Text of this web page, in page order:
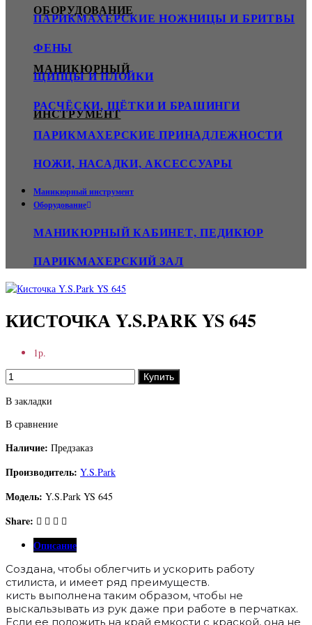
ОБОРУДОВАНИЕ
МАНИКЮРНЫЙ
ИНСТРУМЕНТ
ПАРИКМАХЕРСКИЕ НОЖНИЦЫ И БРИТВЫ
ФЕНЫ
ЩИПЦЫ И ПЛОЙКИ
РАСЧЁСКИ, ЩЁТКИ И БРАШИНГИ
ПАРИКМАХЕРСКИЕ ПРИНАДЛЕЖНОСТИ
НОЖИ, НАСАДКИ, АКСЕССУАРЫ
Маникюрный инструмент
Оборудование
МАНИКЮРНЫЙ КАБИНЕТ, ПЕДИКЮР
ПАРИКМАХЕРСКИЙ ЗАЛ
КИСТОЧКА Y.S.PARK YS 645
1р.
Купить
В закладки
В сравнение
Наличие: Предзаказ
Производитель: Y.S.Park
Модель: Y.S.Park YS 645
Share:
Описание
Создана, чтобы облегчить и ускорить работу
стилиста, и имеет ряд преимуществ.
кисть выполнена таким образом, чтобы не
выскальзывать из рук даже при работе в перчатках.
Если ее положить на край емкости с краской, она не